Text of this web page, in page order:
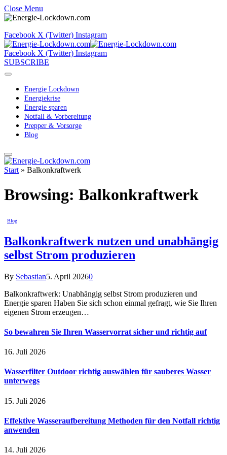
Close Menu
Facebook X (Twitter) Instagram
Facebook X (Twitter) Instagram
SUBSCRIBE
Energie Lockdown
Energiekrise
Energie sparen
Notfall & Vorbereitung
Prepper & Vorsorge
Blog
Start » Balkonkraftwerk
Browsing: Balkonkraftwerk
Blog
Balkonkraftwerk nutzen und unabhängig
selbst Strom produzieren
By Sebastian5. April 20260
Balkonkraftwerk: Unabhängig selbst Strom produzieren und
Energie sparen Haben Sie sich schon einmal gefragt, wie Sie Ihren
eigenen Strom erzeugen…
So bewahren Sie Ihren Wasservorrat sicher und richtig auf
16. Juli 2026
Wasserfilter Outdoor richtig auswählen für sauberes Wasser
unterwegs
15. Juli 2026
Effektive Wasseraufbereitung Methoden für den Notfall richtig
anwenden
14. Juli 2026